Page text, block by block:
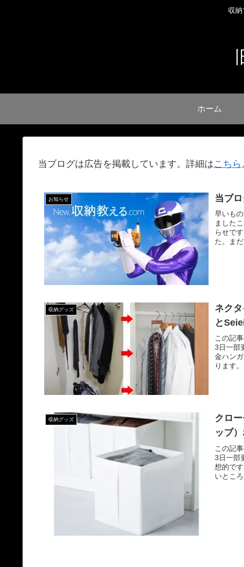
収
ホーム
当ブログは広告を掲載しています。詳細はこちら
お知らせ 当ブ
早いも
ました
らせで
た。ま
収納グッズ
ネク
と
この記
3日一部
金ハン
ります
収納グッズ
クロ
ッブ）
この記
3日一部
想的で
いとこ